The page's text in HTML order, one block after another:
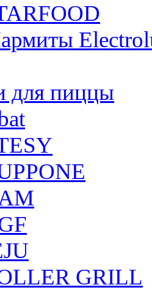
для пиццы
GRILL